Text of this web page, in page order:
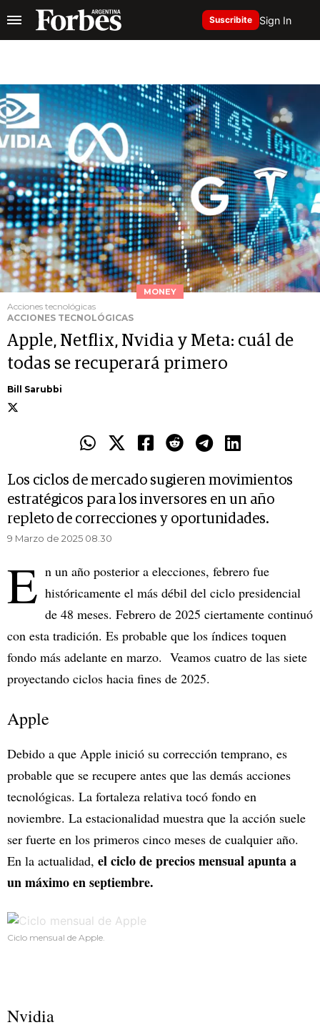
Suscribite Sign In
MONEY
Acciones tecnológicas
ACCIONES TECNOLÓGICAS
Apple, Netflix, Nvidia y Meta: cuál de
todas se recuperará primero
Bill Sarubbi
Los ciclos de mercado sugieren movimientos
estratégicos para los inversores en un año
repleto de correcciones y oportunidades.
9 Marzo de 2025 08.30
E n un año posterior a elecciones, febrero fue
históricamente el más débil del ciclo presidencial
de 48 meses. Febrero de 2025 ciertamente continuó
con esta tradición. Es probable que los índices toquen
fondo más adelante en marzo. Veamos cuatro de las siete
proyectando ciclos hacia fines de 2025.
Apple
Debido a que Apple inició su corrección temprano, es
probable que se recupere antes que las demás acciones
tecnológicas. La fortaleza relativa tocó fondo en
noviembre. La estacionalidad muestra que la acción suele
ser fuerte en los primeros cinco meses de cualquier año.
En la actualidad, el ciclo de precios mensual apunta a
un máximo en septiembre.
Ciclo mensual de Apple.
Nvidia